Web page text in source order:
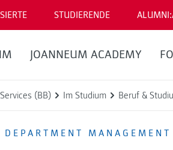
STUDIERENDE
JOANNEUM ACADEMY
(BB) Im Studium Beruf &
DEPARTMENT